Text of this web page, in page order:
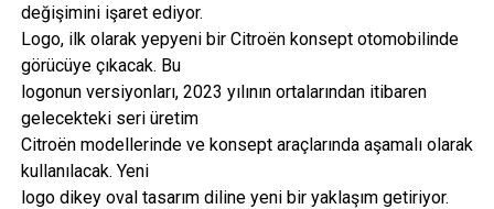
değişimini işaret ediyor.
Logo, ilk olarak yepyeni bir Citroën konsept otomobilinde
görücüye çıkacak. Bu
logonun versiyonları, 2023 yılının ortalarından itibaren
gelecekteki seri üretim
Citroën modellerinde ve konsept araçlarında aşamalı olarak
kullanılacak. Yeni
logo dikey oval tasarım diline yeni bir yaklaşım getiriyor.